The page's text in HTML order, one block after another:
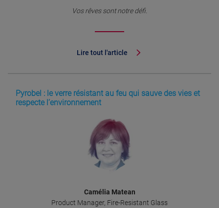
Vos rêves sont notre défi.
Lire tout l'article
Pyrobel : le verre résistant au feu qui sauve des vies et
respecte l’environnement
Camélia Matean
Product Manager, Fire-Resistant Glass